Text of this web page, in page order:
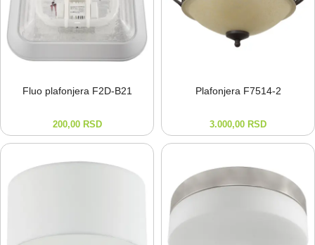
Fluo plafonjera F2D-⁠B21
200,00 RSD
Plafonjera F7514-⁠2
3.000,00 RSD